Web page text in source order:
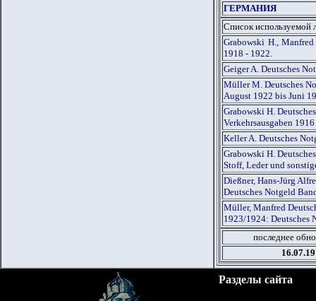
ГЕРМАНИЯ
Список используемой
Grabowski H.,
1918 - 1922.
Geiger A. Deutsches
Müller M. Deutsches
August 1922 bis Juni
Grabowski H.
Verkehrsausgaben
Keller A. Deutsches
Grabowski H.
Stoff, Leder und
Dießner, Hans-Jürg
Deutsches Notgeld
Müller, Manfred
1923/1924: Deutsches
последнее
16.07.19
Разделы сайта